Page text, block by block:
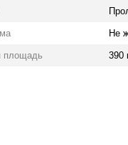
Не
390